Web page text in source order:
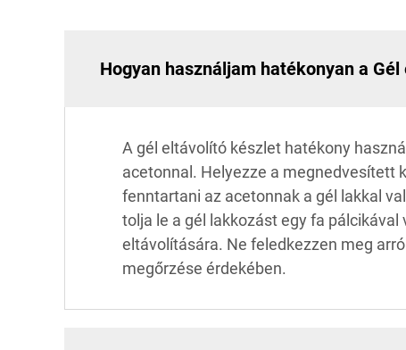
Hogyan használjam hatékonyan a
A gél eltávolító készlet hatékony
acetonnal. Helyezze a megnedvesített
fenntartani az acetonnak a gél lakkal
tolja le a gél lakkozást egy fa
eltávolítására. Ne feledkezzen meg
megőrzése érdekében.